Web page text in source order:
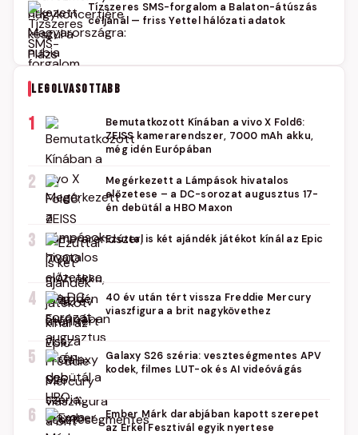
Tízszeres SMS-forgalom a Balaton-átúszás
céljánál — friss Yettel hálózati adatok
LEGOLVASOTTABB
1
Bemutatkozott Kínában a vivo X Fold6:
ZEISS kamerarendszer, 7000 mAh akku,
még idén Európában
2
Megérkezett a Lámpások hivatalos
előzetese – a DC-sorozat augusztus 17-
én debütál a HBO Maxon
3 Ezúttal is két ajándék játékot kínál az Epic
4
40 év után tért vissza Freddie Mercury
viaszfigura a brit nagykövethez
5
Galaxy S26 széria: veszteségmentes APV
kodek, filmes LUT-ok és AI videóvágás
6
Ember Márk darabjában kapott szerepet
az Erkel Fesztivál egyik nyertese